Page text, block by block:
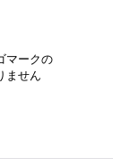
マークの
ません